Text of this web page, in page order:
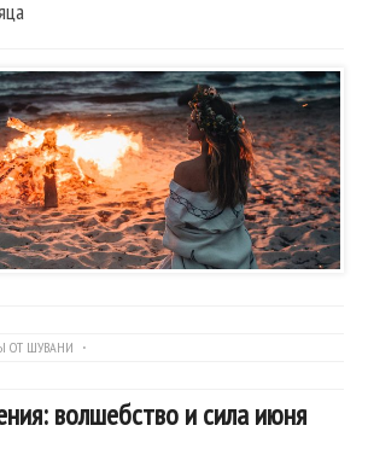
ОТ ШУВАНИ
волшебство и сила июня